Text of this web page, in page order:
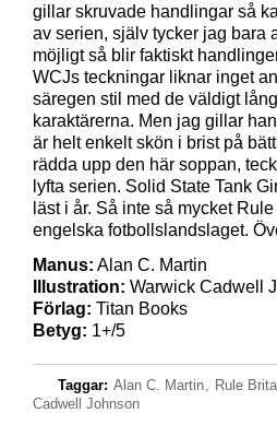
gillar skruvade handlingar så
av serien, själv tycker jag bara
möjligt så blir faktiskt
WCJs teckningar liknar inget
säregen stil med de väldigt
karaktärerna. Men jag gillar
är helt enkelt skön i brist på
rädda upp den här soppan,
lyfta serien. Solid State Tank
läst i år. Så inte så mycket
engelska fotbollslandslaget.
Manus: Alan C. Martin
Illustration: Warwick Cadwell
Förlag: Titan Books
Betyg: 1+/5
Taggar: Alan C. Martin, Rule
Cadwell Johnson